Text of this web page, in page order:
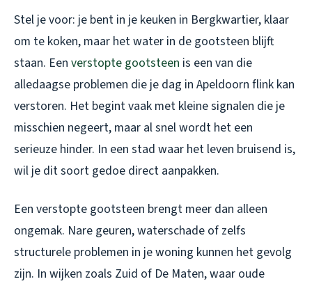
Stel je voor: je bent in je keuken in Bergkwartier, klaar
om te koken, maar het water in de gootsteen blijft
staan. Een verstopte gootsteen is een van die
alledaagse problemen die je dag in Apeldoorn flink kan
verstoren. Het begint vaak met kleine signalen die je
misschien negeert, maar al snel wordt het een
serieuze hinder. In een stad waar het leven bruisend is,
wil je dit soort gedoe direct aanpakken.
Een verstopte gootsteen brengt meer dan alleen
ongemak. Nare geuren, waterschade of zelfs
structurele problemen in je woning kunnen het gevolg
zijn. In wijken zoals Zuid of De Maten, waar oude